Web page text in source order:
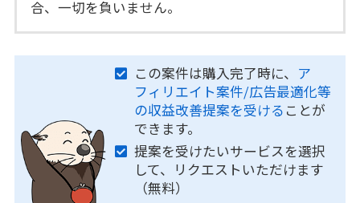
合、一切を負いません。
この案件は購入完了時に、 ア
フィリエイト案件/広告最適化等
の収益改善提案を受ける ことが
できます。
提案を受けたいサービスを選択
して、リクエストいただけます
（無料）